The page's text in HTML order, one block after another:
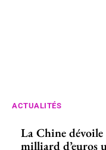
ACTUALITÉS
La Chine dévoile
milliard d’euros